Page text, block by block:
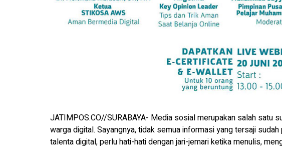
JATIMPOS.CO//SURABAYA- Media sosial merupakan salah satu
warga digital. Sayangnya, tidak semua informasi yang tersaji
talenta digital, perlu hati-hati dengan jari-jemari ketika menulis,